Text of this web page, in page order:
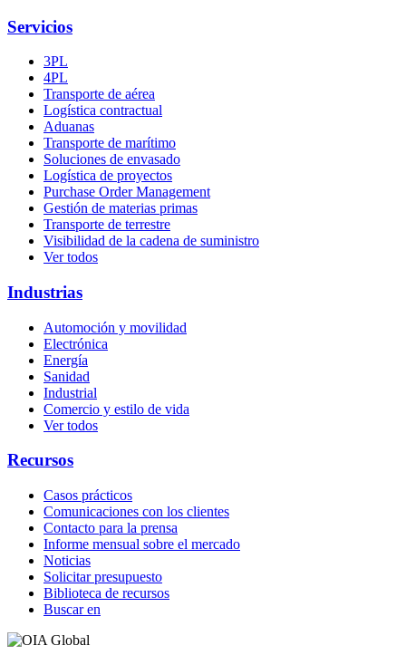
Servicios
3PL
4PL
Transporte de aérea
Logística contractual
Aduanas
Transporte de marítimo
Soluciones de envasado
Logística de proyectos
Purchase Order Management
Gestión de materias primas
Transporte de terrestre
Visibilidad de la cadena de suministro
Ver todos
Industrias
Automoción y movilidad
Electrónica
Energía
Sanidad
Industrial
Comercio y estilo de vida
Ver todos
Recursos
Casos prácticos
Comunicaciones con los clientes
Contacto para la prensa
Informe mensual sobre el mercado
Noticias
Solicitar presupuesto
Biblioteca de recursos
Buscar en